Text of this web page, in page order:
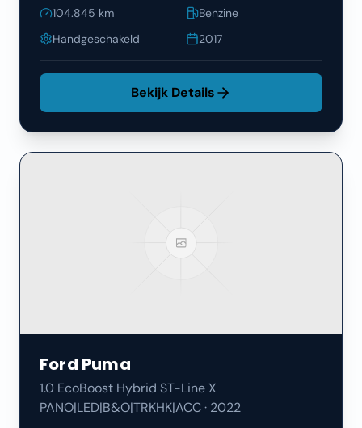
104.845 km
Benzine
Handgeschakeld
2017
Bekijk Details
Ford Puma
1.0 EcoBoost Hybrid ST-Line X
PANO|LED|B&O|TRKHK|ACC· 2022